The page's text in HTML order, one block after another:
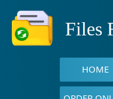
Files
HOME